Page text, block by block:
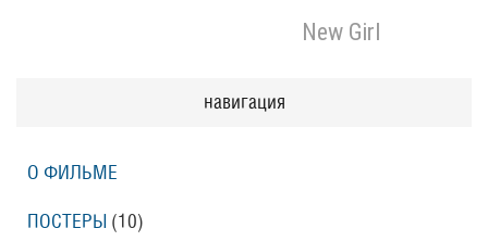
New Girl
навигация
О ФИЛЬМЕ
ПОСТЕРЫ (10)